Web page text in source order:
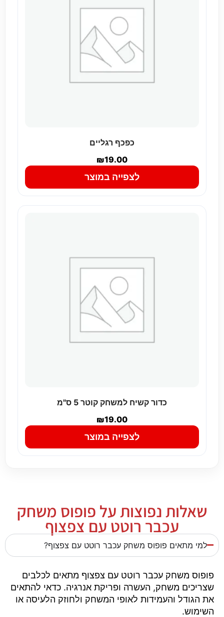
כפכף רגליים
₪19.00
לצפייה במוצר
כדור קשיח למשחק קוטר 5 ס"מ
₪19.00
לצפייה במוצר
שאלות נפוצות על פופוס משחק
עכבר רוטט עם צפצוף
למי מתאים פופוס משחק עכבר רוטט עם צפצוף?
פופוס משחק עכבר רוטט עם צפצוף מתאים לכלבים
שצריכים משחק, העשרה ופריקת אנרגיה. כדאי להתאים
את הגודל והעמידות לאופי המשחק ולחוזק הלעיסה או
השימוש.